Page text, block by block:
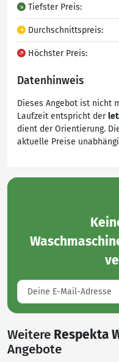
Tiefster Preis:
Durchschnittspreis:
Höchster Preis:
Datenhinweis
Dieses Angebot ist nicht
Laufzeit entspricht der
dient der Orientierung.
aktuelle Preise
Weitere Respekta
Angebote